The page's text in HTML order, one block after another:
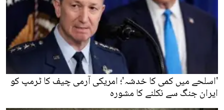
'اسلحے میں کمی کا خدشہ'؛ امریکی آرمی چیف کا ٹرمپ کو
ایران جنگ سے نکلنے کا مشورہ